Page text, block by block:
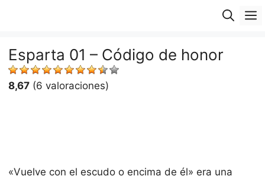
Esparta 01 – Código de honor
8,67 (6 valoraciones)
«Vuelve con el escudo o encima de él» era una